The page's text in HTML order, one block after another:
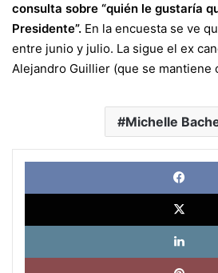
consulta sobre “quién le gustaría
Presidente”. En la encuesta se ve
entre junio y julio. La sigue el ex
Alejandro Guillier (que se mantiene
Michelle